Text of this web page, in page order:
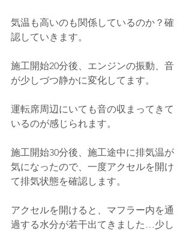
気温も高いのも関係しているのか？確
認していきます。
施工開始20分後、エンジンの振動、音
が少しづつ静かに変化してます。
運転席周辺にいても音の収まってきて
いるのが感じられます。
施工開始30分後、施工途中に排気温が
気になったので、一度アクセルを開け
て排気状態を確認します。
アクセルを開けると、マフラー内を通
過する水分が若干出てきました…少し